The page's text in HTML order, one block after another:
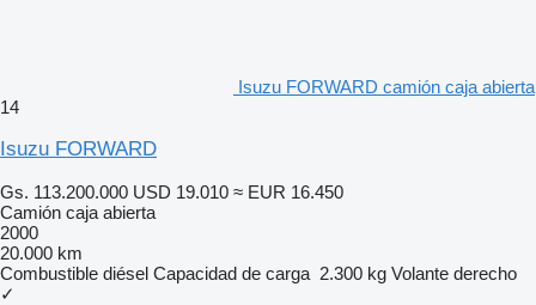
Isuzu FORWARD camión caja abierta
14
Isuzu FORWARD
Gs. 113.200.000 USD 19.010 ≈ EUR 16.450
Camión caja abierta
2000
20.000 km
Combustible diésel Capacidad de carga 2.300 kg Volante derecho
✓